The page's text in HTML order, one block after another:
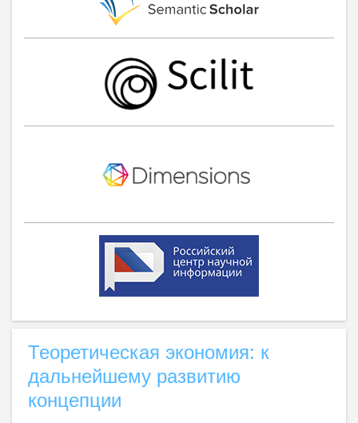
Теоретическая экономия: к
дальнейшему развитию
концепции